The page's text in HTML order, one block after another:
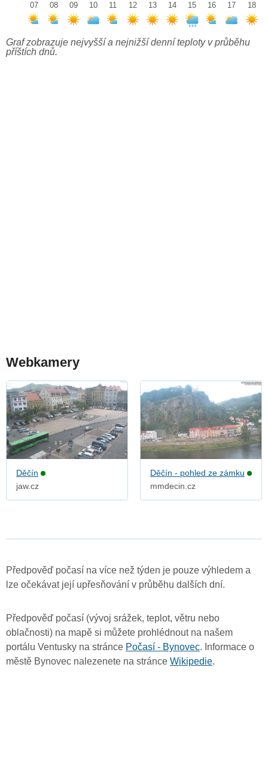
07
08
09
10
11
12
13
14
15
16
17
18
Graf zobrazuje nejvyšší a nejnižší denní teploty v průběhu
příštích dnů.
Webkamery
Děčín
jaw.cz
Děčín - pohled ze zámku
mmdecin.cz
Předpověď počasí na více než týden je pouze výhledem a
lze očekávat její upřesňování v průběhu dalších dní.
Předpověď počasí (vývoj srážek, teplot, větru nebo
oblačnosti) na mapě si můžete prohlédnout na našem
portálu Ventusky na stránce Počasí - Bynovec. Informace o
městě Bynovec nalezenete na stránce Wikipedie.